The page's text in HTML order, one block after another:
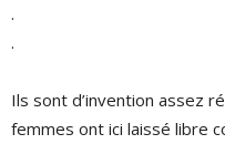
.
.
Ils sont d’invention assez
femmes ont ici laissé libre